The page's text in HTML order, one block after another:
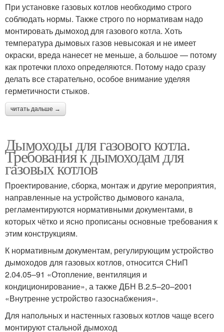
При установке газовых котлов необходимо строго
соблюдать нормы. Также строго по нормативам надо
монтировать дымоход для газового котла. Хоть
температура дымовых газов невысокая и не имеет
окраски, вреда нанесет не меньше, а большое — потому
как протечки плохо определяются. Потому надо сразу
делать все старательно, особое внимание уделяя
герметичности стыков.
читать дальше →
Дымоходы для газового котла.
Требования к дымоходам для
газовых котлов
Проектирование, сборка, монтаж и другие мероприятия,
направленные на устройство дымового канала,
регламентируются нормативными документами, в
которых чётко и ясно прописаны основные требования к
этим конструкциям.
К нормативным документам, регулирующим устройство
дымоходов для газовых котлов, относится СНиП
2.04.05–91 «Отопление, вентиляция и
кондиционирование», а также ДБН В.2.5–20–2001
«Внутренне устройство газоснабжения».
Для напольных и настенных газовых котлов чаще всего
монтируют стальной дымоход